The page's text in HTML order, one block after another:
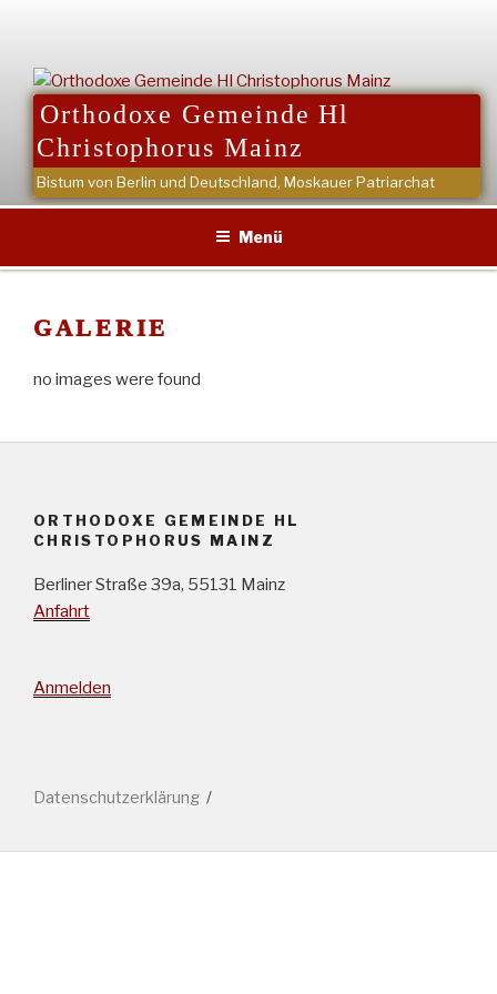
springen
Orthodoxe Gemeinde Hl
Christophorus Mainz
Bistum von Berlin und Deutschland, Moskauer Patriarchat
Menü
GALERIE
no images were found
ORTHODOXE GEMEINDE HL
CHRISTOPHORUS MAINZ
Berliner Straße 39a, 55131 Mainz
Anfahrt
Anmelden
Datenschutzerklärung